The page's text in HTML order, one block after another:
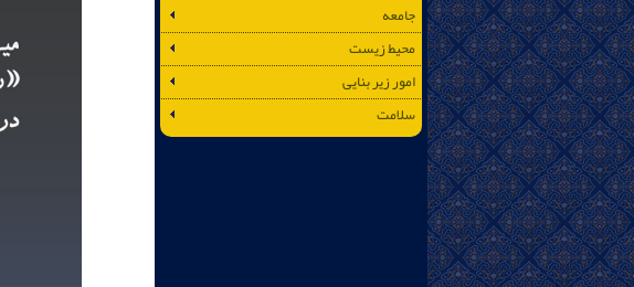
جامعه
محیط زیست
امور زیر بنایی
سلامت